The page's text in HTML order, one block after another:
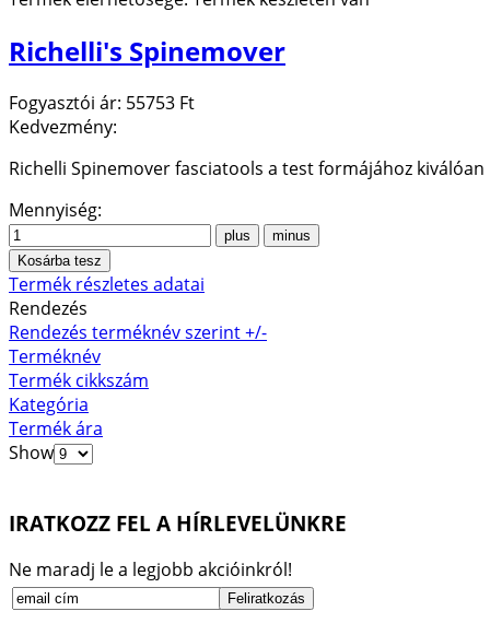
Richelli's Spinemover
Fogyasztói ár: 55753 Ft
Kedvezmény:
Richelli Spinemover fasciatools a test formájához
Mennyiség:
Termék részletes adatai
Rendezés
Rendezés terméknév szerint +/-
Terméknév
Termék cikkszám
Kategória
Termék ára
Show
IRATKOZZ FEL A HÍRLEVELÜNKRE
Ne maradj le a legjobb akcióinkról!